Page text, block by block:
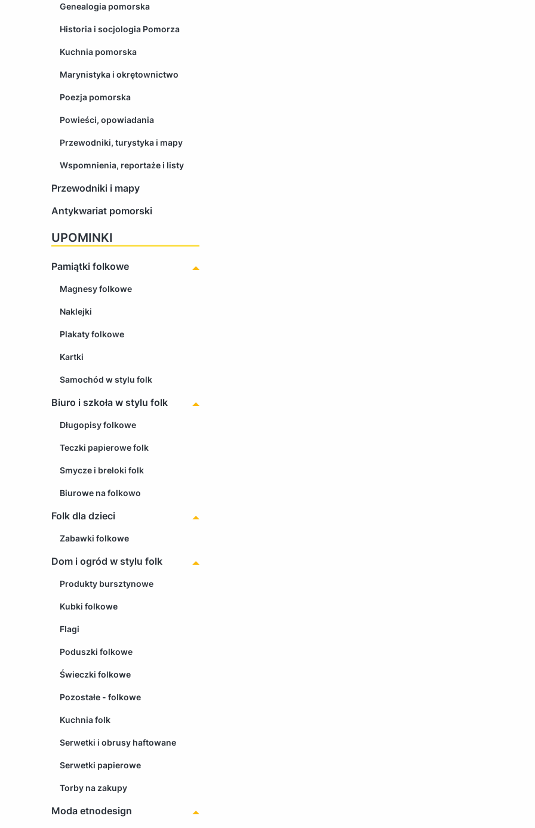
Genealogia pomorska
Historia i socjologia Pomorza
Kuchnia pomorska
Marynistyka i okrętownictwo
Poezja pomorska
Powieści, opowiadania
Przewodniki, turystyka i mapy
Wspomnienia, reportaże i listy
Przewodniki i mapy
Antykwariat pomorski
UPOMINKI
Pamiątki folkowe
Magnesy folkowe
Naklejki
Plakaty folkowe
Kartki
Samochód w stylu folk
Biuro i szkoła w stylu folk
Długopisy folkowe
Teczki papierowe folk
Smycze i breloki folk
Biurowe na folkowo
Folk dla dzieci
Zabawki folkowe
Dom i ogród w stylu folk
Produkty bursztynowe
Kubki folkowe
Flagi
Poduszki folkowe
Świeczki folkowe
Pozostałe - folkowe
Kuchnia folk
Serwetki i obrusy haftowane
Serwetki papierowe
Torby na zakupy
Moda etnodesign